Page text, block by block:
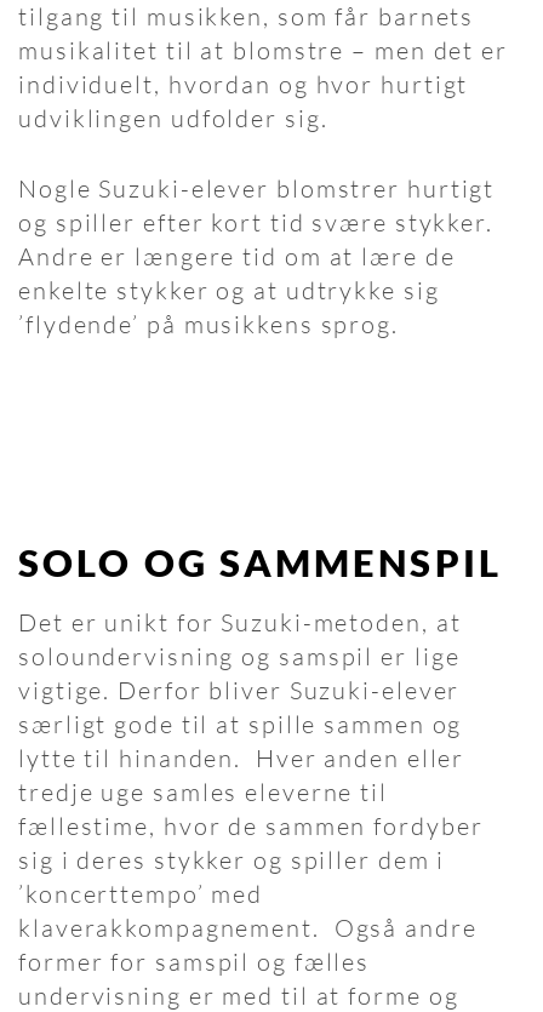
tilgang til musikken, som får barnets
musikalitet til at blomstre – men det er
individuelt, hvordan og hvor hurtigt
udviklingen udfolder sig.
Nogle Suzuki-elever blomstrer hurtigt
og spiller efter kort tid svære stykker.
Andre er længere tid om at lære de
enkelte stykker og at udtrykke sig
’flydende’ på musikkens sprog.
SOLO OG SAMMENSPIL
Det er unikt for Suzuki-metoden, at
soloundervisning og samspil er lige
vigtige. Derfor bliver Suzuki-elever
særligt gode til at spille sammen og
lytte til hinanden. Hver anden eller
tredje uge samles eleverne til
fællestime, hvor de sammen fordyber
sig i deres stykker og spiller dem i
’koncerttempo’ med
klaverakkompagnement. Også andre
former for samspil og fælles
undervisning er med til at forme og